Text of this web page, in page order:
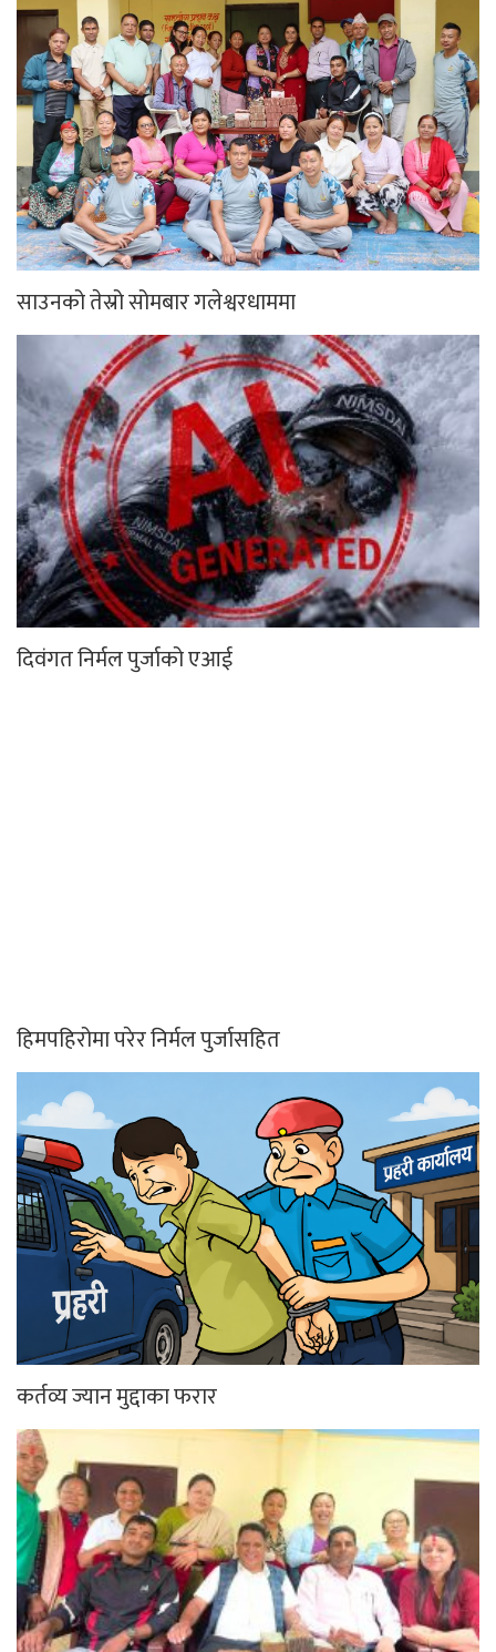
साउनको तेस्रो सोमबार गलेश्वरधाममा
दिवंगत निर्मल पुर्जाको एआई
हिमपहिरोमा परेर निर्मल पुर्जासहित
कर्तव्य ज्यान मुद्दाका फरार